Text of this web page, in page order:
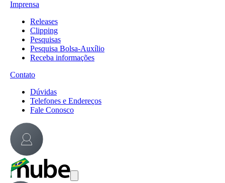
Imprensa
Releases
Clipping
Pesquisas
Pesquisa Bolsa-Auxílio
Receba informações
Contato
Dúvidas
Telefones e Endereços
Fale Conosco